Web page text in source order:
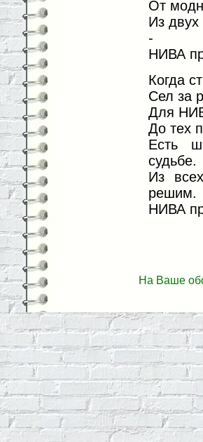
От
Из
-
НИВА
Когда
Сел за
Для
До тех
Есть
судьбе.
Из
решим.
НИВА
На Ваше